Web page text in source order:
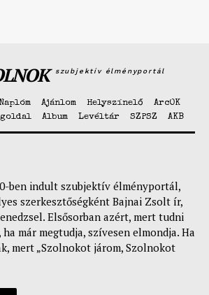
szubjektív élményportál
Ajánlom Helyszínelő
ArcOK
Album Levéltár SZPSZ AKB
ben indult szubjektív élményportál,
szerkesztőségként Bajnai Zsolt ír,
Elsősorban azért, mert tudni
már megtudja, szívesen elmondja. Ha
mert „Szolnokot járom, Szolnokot